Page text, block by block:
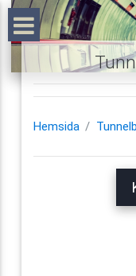
Hemsida